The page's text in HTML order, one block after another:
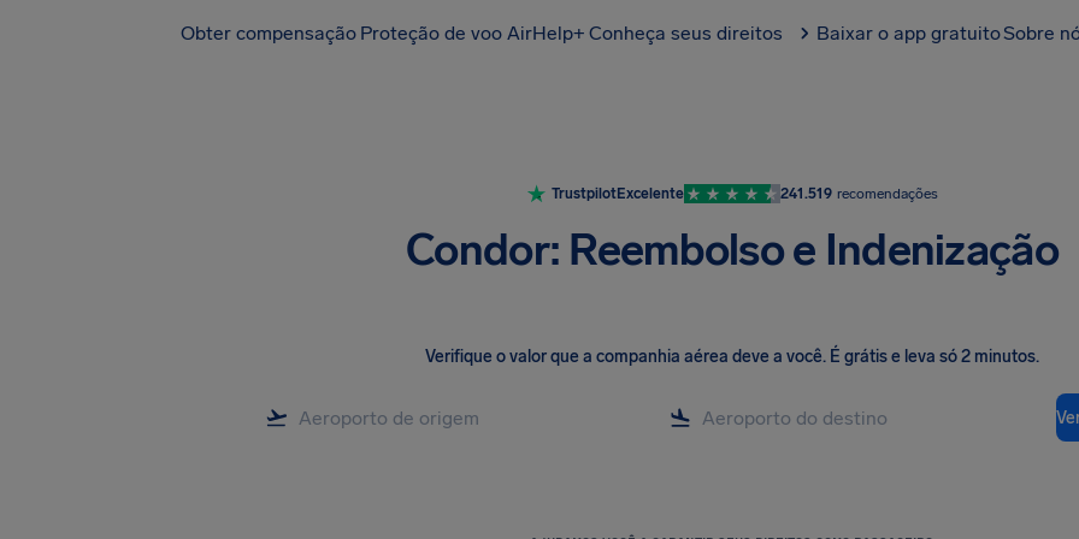
Obter compensação Proteção de voo AirHelp+ Conheça seus direitos Baixar o app gratuitoSobre
TrustpilotExcelente 241.519 recomendações
Condor: Reembolso e Indenização
Verifique o valor que a companhia aérea deve a você. É grátis e leva só 2 minutos.